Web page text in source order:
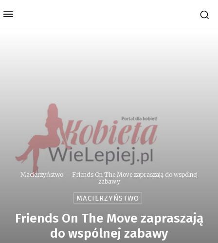
Macierzyństwo
Friends On The Move zapraszają do wspólnej
zabawy
MACIERZYŃSTWO
Friends On The Move zapraszają
do wspólnej zabawy